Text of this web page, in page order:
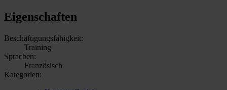
Eigenschaften
Beschäftigungsfähigkeit:
Training
Sprachen:
Französisch
Kategorien: